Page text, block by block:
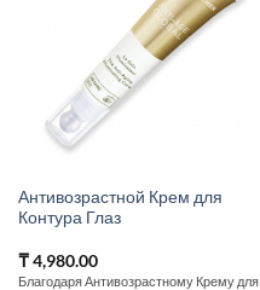
Антивозрастной Крем для
Контура Глаз
₸4,980.00
Благодаря Антивозрастному Крему для